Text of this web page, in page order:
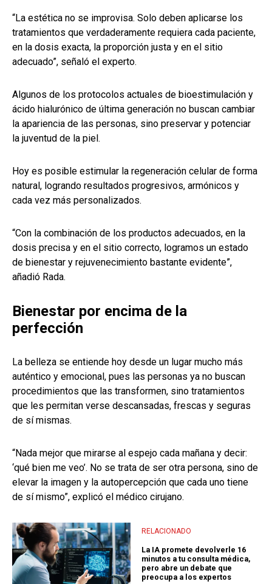
“La estética no se improvisa. Solo deben aplicarse los
tratamientos que verdaderamente requiera cada paciente,
en la dosis exacta, la proporción justa y en el sitio
adecuado”, señaló el experto.
Algunos de los protocolos actuales de bioestimulación y
ácido hialurónico de última generación no buscan cambiar
la apariencia de las personas, sino preservar y potenciar
la juventud de la piel.
Hoy es posible estimular la regeneración celular de forma
natural, logrando resultados progresivos, armónicos y
cada vez más personalizados.
“Con la combinación de los productos adecuados, en la
dosis precisa y en el sitio correcto, logramos un estado
de bienestar y rejuvenecimiento bastante evidente”,
añadió Rada.
Bienestar por encima de la
perfección
La belleza se entiende hoy desde un lugar mucho más
auténtico y emocional, pues las personas ya no buscan
procedimientos que las transformen, sino tratamientos
que les permitan verse descansadas, frescas y seguras
de sí mismas.
“Nada mejor que mirarse al espejo cada mañana y decir:
‘qué bien me veo’. No se trata de ser otra persona, sino de
elevar la imagen y la autopercepción que cada uno tiene
de sí mismo”, explicó el médico cirujano.
RELACIONADO
La IA promete devolverle 16
minutos a tu consulta médica,
pero abre un debate que
preocupa a los expertos